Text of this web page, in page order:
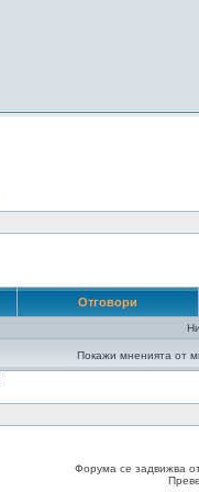
Отговори
Покажи мненията от
Форума се задвижва